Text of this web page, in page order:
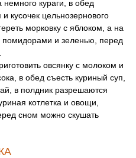
кураги, в обед
кусочек цельнозернового
морковку с яблоком, а на
помидорами и зеленью, перед
овсянку с молоком и
в обед съесть куриный суп,
в полдник разрешаются
котлетка и овощи,
сном можно скушать